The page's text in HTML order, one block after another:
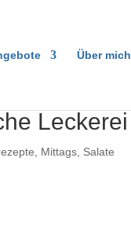
Über mich
Leckerei
Mittags Salate